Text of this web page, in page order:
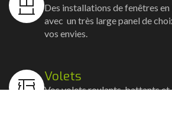
Des installations de fenêtres en
avec un très large panel de
vos envies.
Volets
Vos volets roulants, battants et